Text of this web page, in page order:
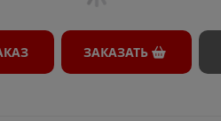
ЗАКАЗАТЬ